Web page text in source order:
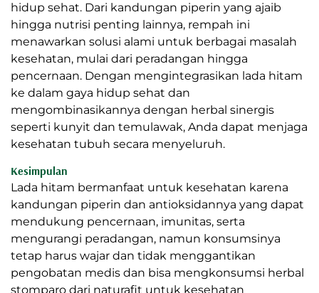
hidup sehat. Dari kandungan piperin yang ajaib
hingga nutrisi penting lainnya, rempah ini
menawarkan solusi alami untuk berbagai masalah
kesehatan, mulai dari peradangan hingga
pencernaan. Dengan mengintegrasikan lada hitam
ke dalam gaya hidup sehat dan
mengombinasikannya dengan herbal sinergis
seperti kunyit dan temulawak, Anda dapat menjaga
kesehatan tubuh secara menyeluruh.
Kesimpulan
Lada hitam bermanfaat untuk kesehatan karena
kandungan piperin dan antioksidannya yang dapat
mendukung pencernaan, imunitas, serta
mengurangi peradangan, namun konsumsinya
tetap harus wajar dan tidak menggantikan
pengobatan medis dan bisa mengkonsumsi herbal
stomparo dari naturafit untuk kesehatan